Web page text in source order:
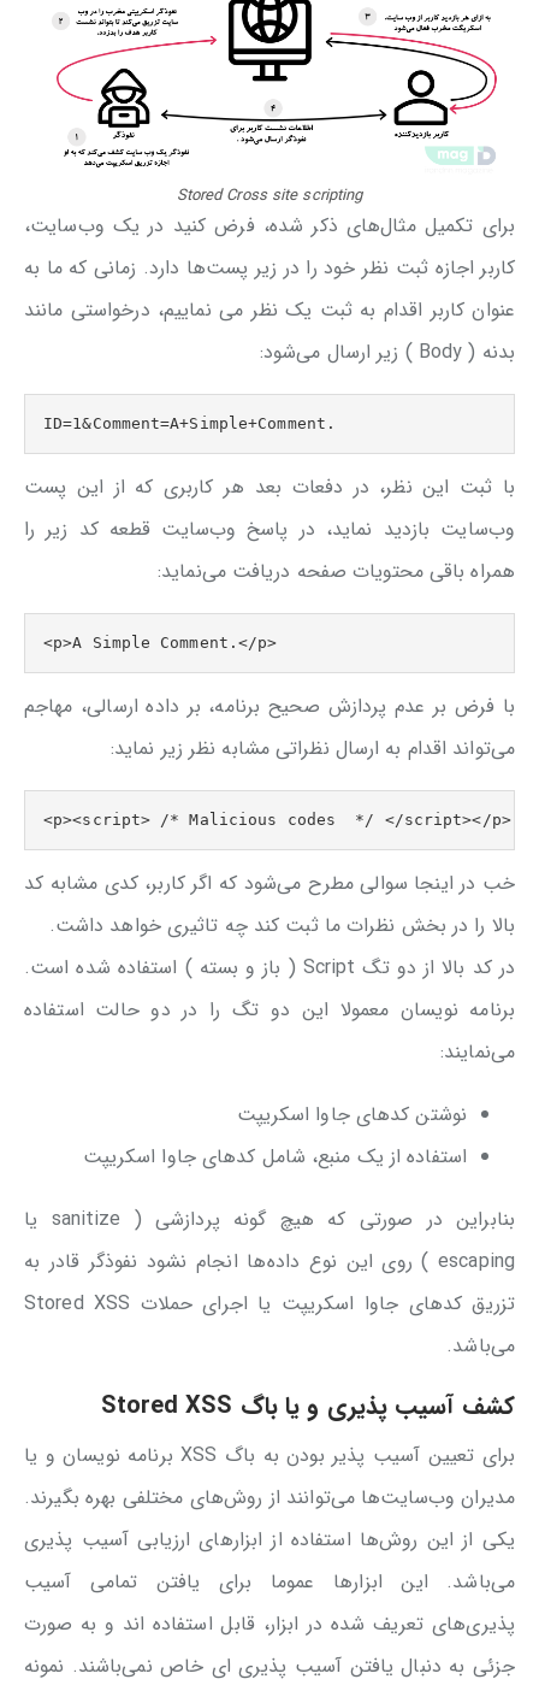
Stored Cross site scripting
برای تکمیل مثال‌های ذکر شده، فرض کنید در یک وب‌سایت،
کاربر اجازه ثبت نظر خود را در زیر پست‌ها دارد. زمانی که ما به
عنوان کاربر اقدام به ثبت یک نظر می نماییم، درخواستی مانند
بدنه ( Body ) زیر ارسال می‌شود:
ID=1&Comment=A+Simple+Comment.
با ثبت این نظر، در دفعات بعد هر کاربری که از این پست
وب‌سایت بازدید نماید، در پاسخ وب‌سایت قطعه کد زیر را
همراه باقی محتویات صفحه دریافت می‌نماید:
<p>A Simple Comment.</p>
با فرض بر عدم پردازش صحیح برنامه، بر داده ارسالی، مهاجم
می‌تواند اقدام به ارسال نظراتی مشابه نظر زیر نماید:
<p><script> /* Malicious codes  */ </script></p>
خب در اینجا سوالی مطرح می‌شود که اگر کاربر، کدی مشابه کد
بالا را در بخش نظرات ما ثبت کند چه تاثیری خواهد داشت.
در کد بالا از دو تگ Script ( باز و بسته ) استفاده شده است.
برنامه نویسان معمولا این دو تگ را در دو حالت استفاده
می‌نمایند:
نوشتن کد‌های جاوا اسکریپت
استفاده از یک منبع، شامل کد‌های جاوا اسکریپت
بنابراین در صورتی که هیچ گونه پردازشی ( sanitize یا
escaping ) روی این نوع داده‌ها انجام نشود نفوذگر قادر به
تزریق کدهای جاوا اسکریپت یا اجرای حملات Stored XSS
می‌باشد.
کشف آسیب پذیری و یا باگ Stored XSS
برای تعیین آسیب پذیر بودن به باگ XSS برنامه نویسان و یا
مدیران وب‌سایت‌ها می‌توانند از روش‌های مختلفی بهره بگیرند.
یکی از این روش‌ها استفاده از ابزارهای ارزیابی آسیب پذیری
می‌باشد. این ابزار‌ها عموما برای یافتن تمامی آسیب
پذیری‌های تعریف شده در ابزار، قابل استفاده اند و به صورت
جزئی به دنبال یافتن آسیب پذیری ای خاص نمی‌باشند. نمونه